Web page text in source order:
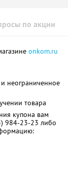
по акции
onkom.ru
неограниченное
товара
купона вам
984-23-23 либо